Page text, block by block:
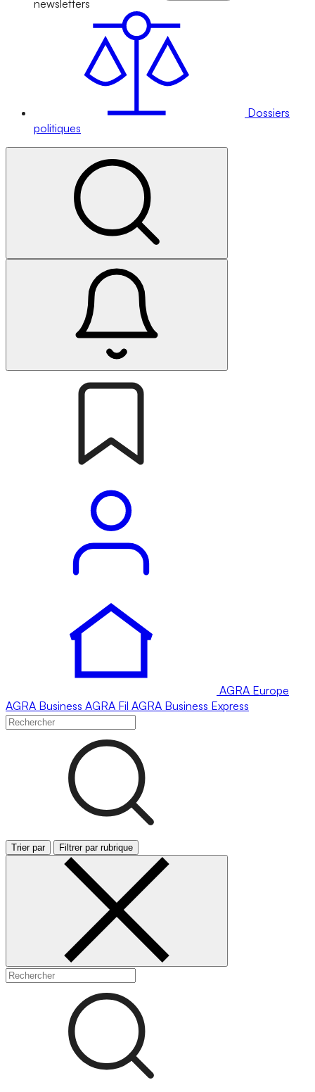
newsletters
Dossiers
politiques
AGRA Europe
AGRA Business AGRA Fil AGRA Business Express
Trier par Filtrer par rubrique